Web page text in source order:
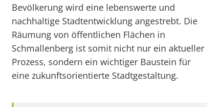
Bevölkerung wird eine lebenswerte und
nachhaltige Stadtentwicklung angestrebt. Die
Räumung von öffentlichen Flächen in
Schmallenberg ist somit nicht nur ein aktueller
Prozess, sondern ein wichtiger Baustein für
eine zukunftsorientierte Stadtgestaltung.